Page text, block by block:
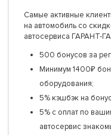
Самые активные
на автомобиль со
автосервиса ГАРАНТ-
500 бонусов за
Минимум 1400₽
оборудования;
5% кэшбэк на
5% с оплат по
автосервис